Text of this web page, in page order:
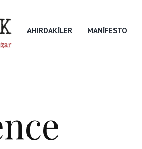
AHIRDAKILER MANIFESTO